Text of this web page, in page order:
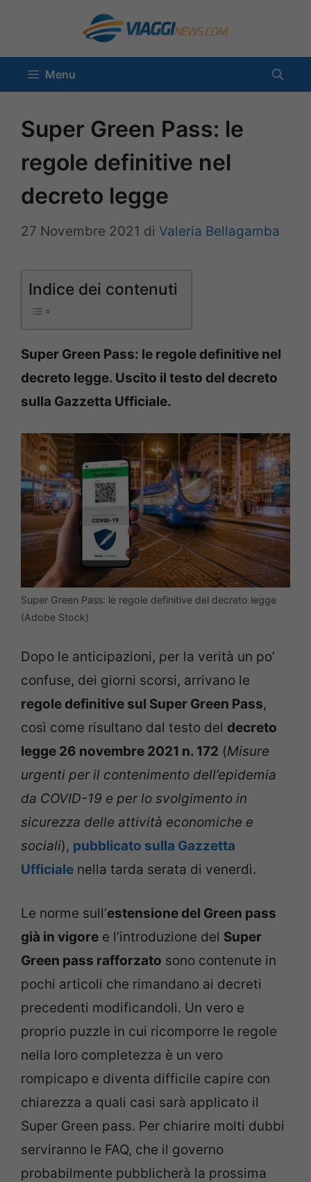
contenuto
Menu
Super Green Pass: le
regole definitive nel
decreto legge
27 Novembre 2021 di Valeria Bellagamba
Indice dei contenuti
Super Green Pass: le regole definitive nel
decreto legge. Uscito il testo del decreto
sulla Gazzetta Ufficiale.
Super Green Pass: le regole definitive del decreto legge
(Adobe Stock)
Dopo le anticipazioni, per la verità un po’
confuse, dei giorni scorsi, arrivano le
regole definitive sul Super Green Pass,
così come risultano dal testo del decreto
legge 26 novembre 2021 n. 172 (Misure
urgenti per il contenimento dell’epidemia
da COVID-19 e per lo svolgimento in
sicurezza delle attività economiche e
sociali), pubblicato sulla Gazzetta
Ufficiale nella tarda serata di venerdì.
Le norme sull’estensione del Green pass
già in vigore e l’introduzione del Super
Green pass rafforzato sono contenute in
pochi articoli che rimandano ai decreti
precedenti modificandoli. Un vero e
proprio puzzle in cui ricomporre le regole
nella loro completezza è un vero
rompicapo e diventa difficile capire con
chiarezza a quali casi sarà applicato il
Super Green pass. Per chiarire molti dubbi
serviranno le FAQ, che il governo
probabilmente pubblicherà la prossima